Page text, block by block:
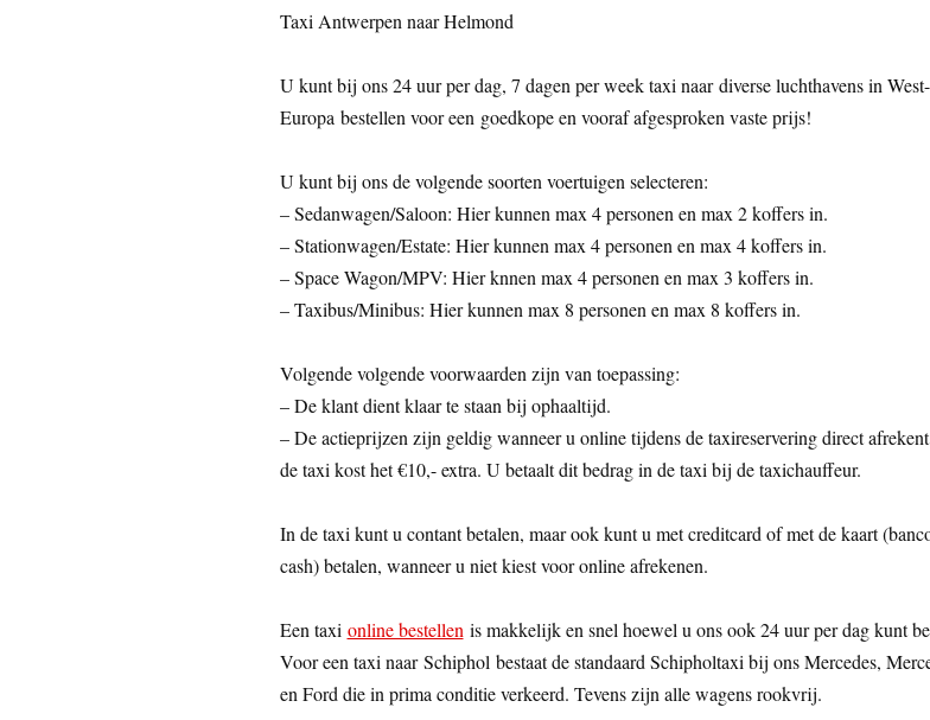
Taxi Antwerpen naar Helmond
U kunt bij ons 24 uur per dag, 7 dagen per week taxi naar diverse luchthavens in West-
Europa bestellen voor een goedkope en vooraf afgesproken vaste prijs!
U kunt bij ons de volgende soorten voertuigen selecteren:
– Sedanwagen/Saloon: Hier kunnen max 4 personen en max 2 koffers in.
– Stationwagen/Estate: Hier kunnen max 4 personen en max 4 koffers in.
– Space Wagon/MPV: Hier knnen max 4 personen en max 3 koffers in.
– Taxibus/Minibus: Hier kunnen max 8 personen en max 8 koffers in.
Volgende volgende voorwaarden zijn van toepassing:
– De klant dient klaar te staan bij ophaaltijd.
– De actieprijzen zijn geldig wanneer u online tijdens de taxireservering direct
de taxi kost het €10,- extra. U betaalt dit bedrag in de taxi bij de taxichauffeur.
In de taxi kunt u contant betalen, maar ook kunt u met creditcard of met de kaart
cash) betalen, wanneer u niet kiest voor online afrekenen.
Een taxi online bestellen is makkelijk en snel hoewel u ons ook 24 uur per dag kunt
Voor een taxi naar Schiphol bestaat de standaard Schipholtaxi bij ons Mercedes,
en Ford die in prima conditie verkeerd. Tevens zijn alle wagens rookvrij.